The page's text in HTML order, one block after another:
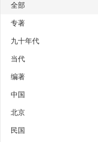
全部
专著
九十年代
当代
编著
中国
北京
民国